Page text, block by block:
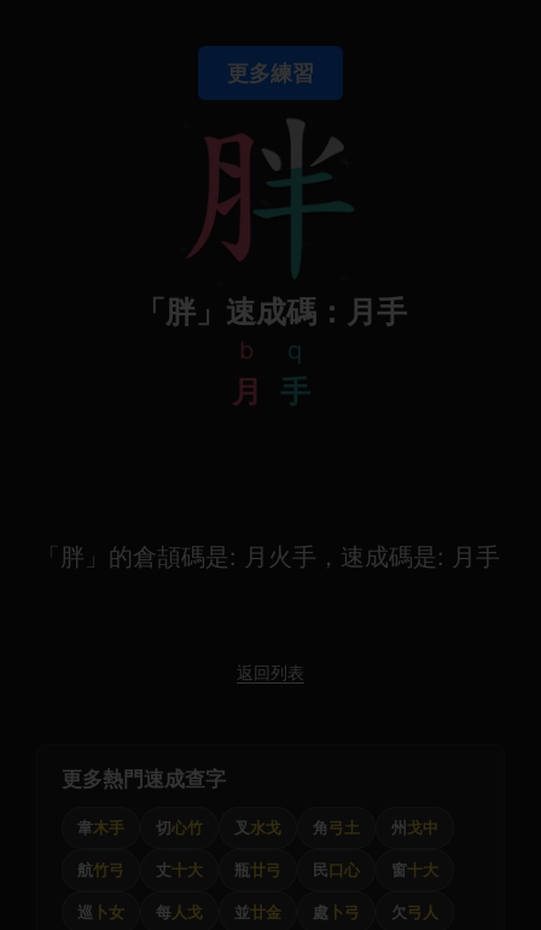
更多練習
「胖」速成碼：月手
b
月
q
手
「胖」的倉頡碼是: 月火手，速成碼是: 月手
返回列表
更多熱門速成查字
韋木手 切心竹 叉 水戈 角弓土 州 戈中
航竹弓 丈十大 瓶廿弓 民口心 窗十大
巡 卜女 每人戈 並廿金 處 卜弓 欠弓人